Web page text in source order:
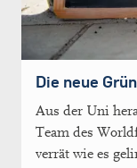
Die neue
Aus der Uni
Team des
verrät wie es